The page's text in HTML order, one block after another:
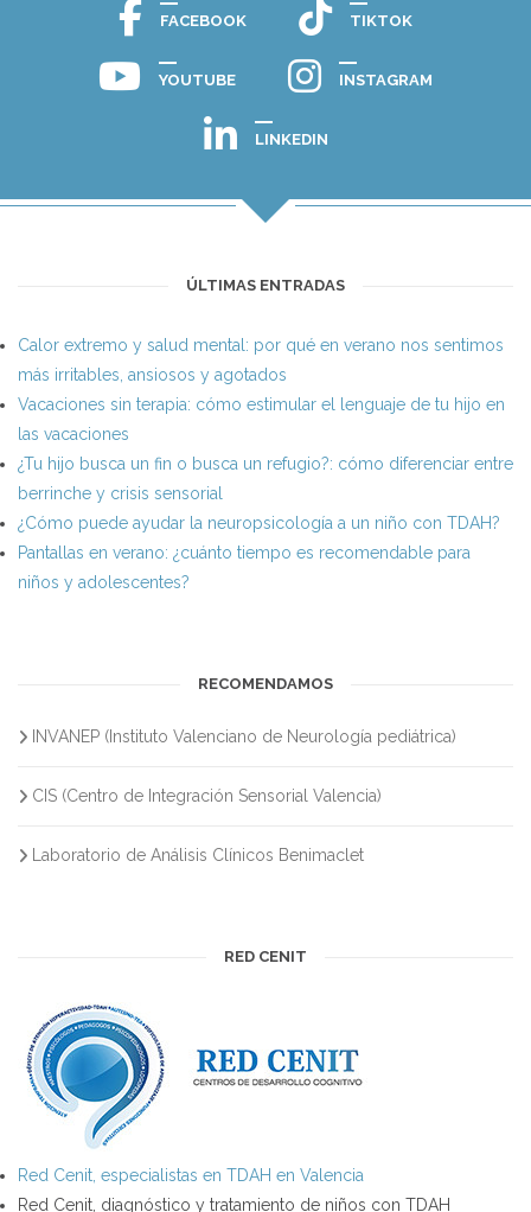
FACEBOOK TIKTOK
YOUTUBE INSTAGRAM
LINKEDIN
ÚLTIMAS ENTRADAS
Calor extremo y salud mental: por qué en verano nos sentimos
más irritables, ansiosos y agotados
Vacaciones sin terapia: cómo estimular el lenguaje de tu hijo en
las vacaciones
¿Tu hijo busca un fin o busca un refugio?: cómo diferenciar entre
berrinche y crisis sensorial
¿Cómo puede ayudar la neuropsicología a un niño con TDAH?
Pantallas en verano: ¿cuánto tiempo es recomendable para
niños y adolescentes?
RECOMENDAMOS
INVANEP (Instituto Valenciano de Neurología pediátrica)
CIS (Centro de Integración Sensorial Valencia)
Laboratorio de Análisis Clínicos Benimaclet
RED CENIT
Red Cenit, especialistas en TDAH en Valencia
Red Cenit, diagnóstico y tratamiento de niños con TDAH